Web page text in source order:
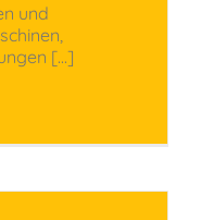
und
[...]